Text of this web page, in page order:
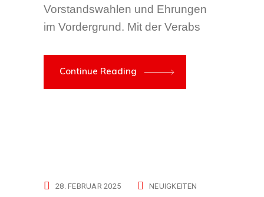
Vorstandswahlen und Ehrungen
im Vordergrund. Mit der Verabs
Continue Reading
28. FEBRUAR 2025 NEUIGKEITEN